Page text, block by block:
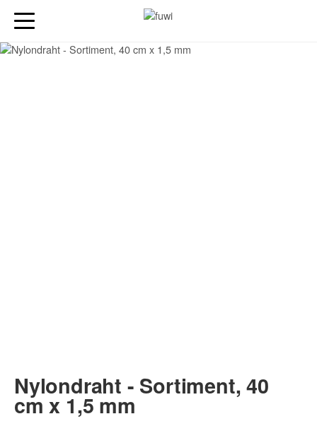
Nylondraht - Sortiment, 40
cm x 1,5 mm